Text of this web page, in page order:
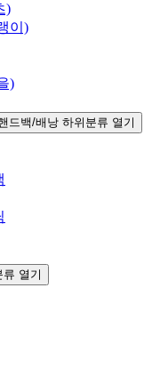
)
이)
)
드백/배낭 하위분류 열기
열기